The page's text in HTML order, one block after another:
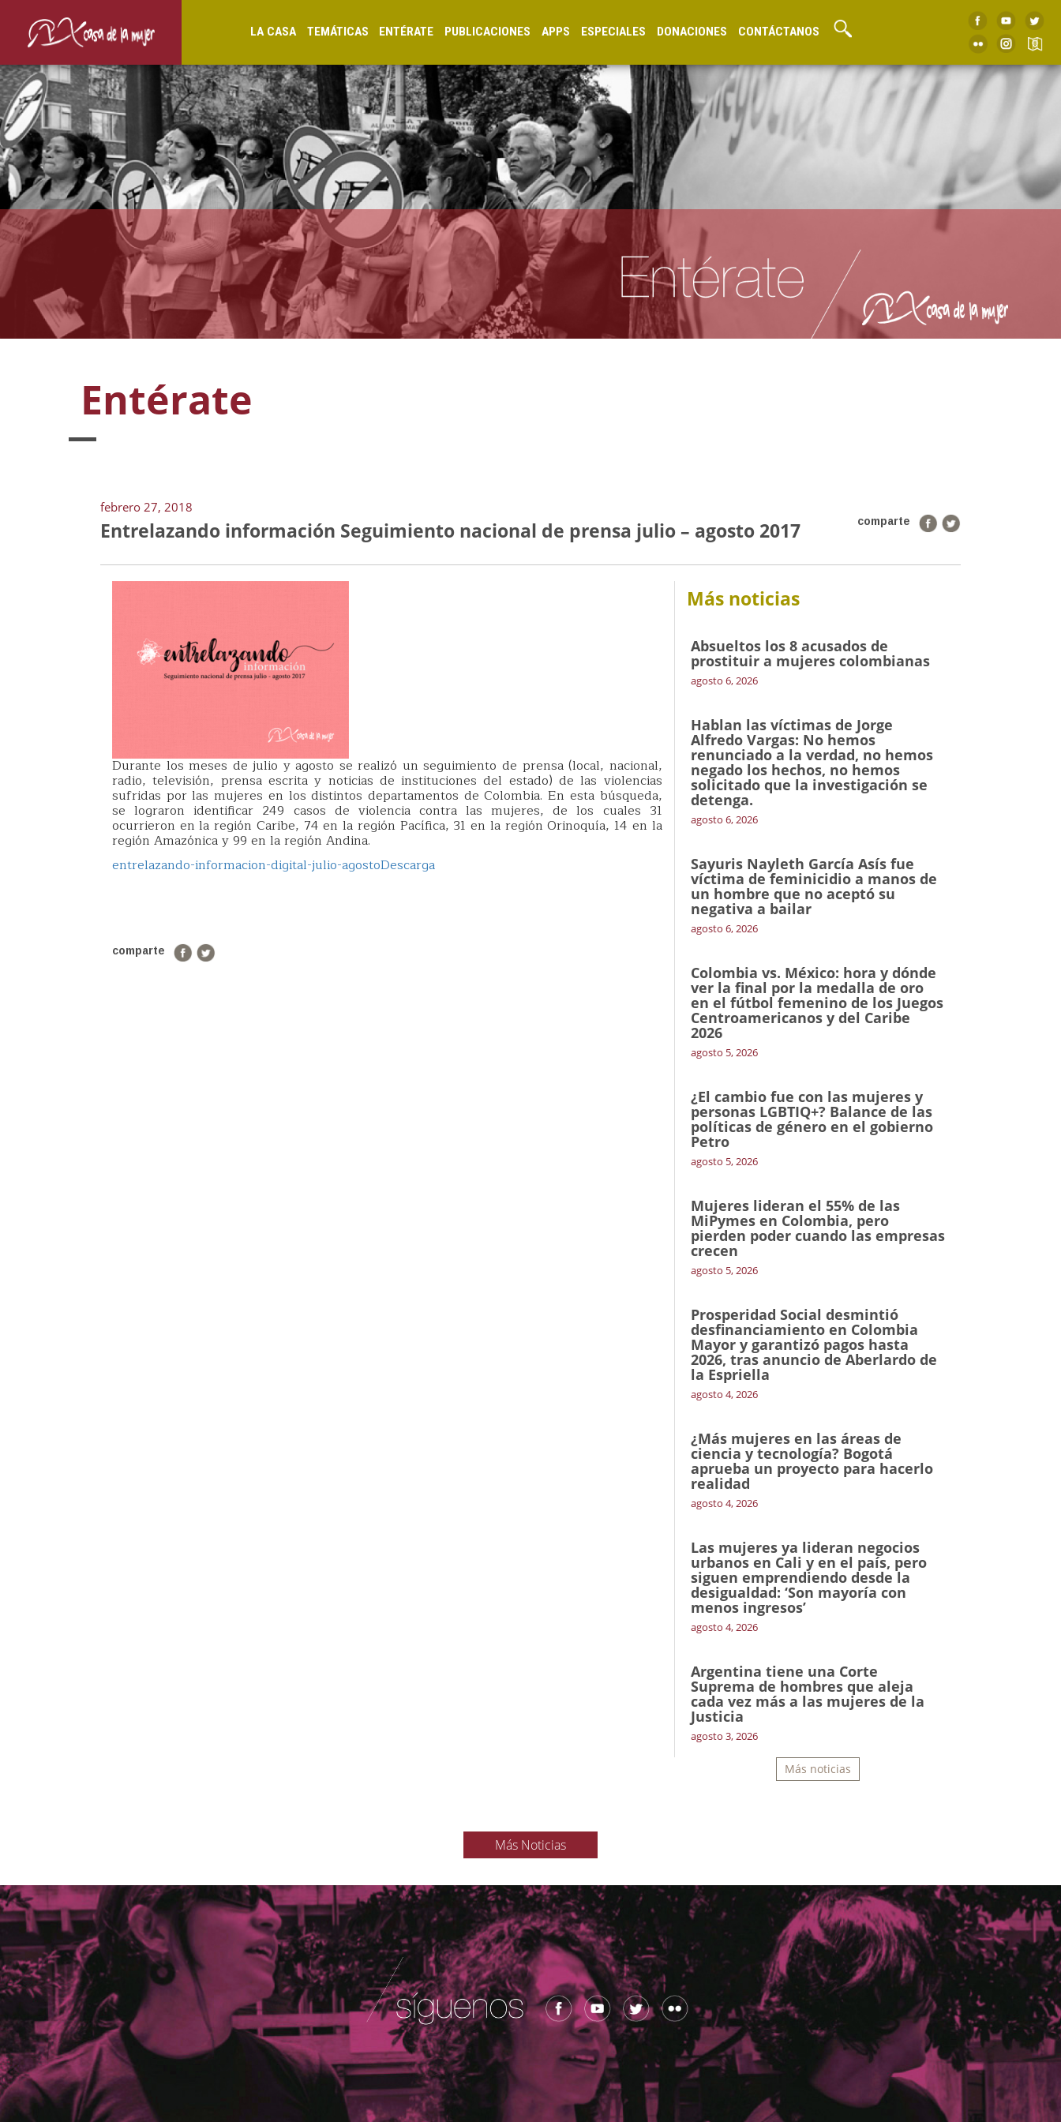
LA CASA TEMÁTICAS ENTÉRATE PUBLICACIONES APPS ESPECIALES DONACIONES CONTÁCTANOS
Entérate
febrero 27, 2018
comparte
Entrelazando información Seguimiento nacional de prensa julio – agosto 2017
Durante los meses de julio y agosto se realizó un seguimiento de prensa (local, nacional,
radio, televisión, prensa escrita y noticias de instituciones del estado) de las violencias
sufridas por las mujeres en los distintos departamentos de Colombia. En esta búsqueda,
se lograron identificar 249 casos de violencia contra las mujeres, de los cuales 31
ocurrieron en la región Caribe, 74 en la región Pacífica, 31 en la región Orinoquía, 14 en la
región Amazónica y 99 en la región Andina.
entrelazando-informacion-digital-julio-agostoDescarga
comparte
Más noticias
Absueltos los 8 acusados de
prostituir a mujeres colombianas
agosto 6, 2026
Hablan las víctimas de Jorge
Alfredo Vargas: No hemos
renunciado a la verdad, no hemos
negado los hechos, no hemos
solicitado que la investigación se
detenga.
agosto 6, 2026
Sayuris Nayleth García Asís fue
víctima de feminicidio a manos de
un hombre que no aceptó su
negativa a bailar
agosto 6, 2026
Colombia vs. México: hora y dónde
ver la final por la medalla de oro
en el fútbol femenino de los Juegos
Centroamericanos y del Caribe
2026
agosto 5, 2026
¿El cambio fue con las mujeres y
personas LGBTIQ+? Balance de las
políticas de género en el gobierno
Petro
agosto 5, 2026
Mujeres lideran el 55% de las
MiPymes en Colombia, pero
pierden poder cuando las empresas
crecen
agosto 5, 2026
Prosperidad Social desmintió
desfinanciamiento en Colombia
Mayor y garantizó pagos hasta
2026, tras anuncio de Aberlardo de
la Espriella
agosto 4, 2026
¿Más mujeres en las áreas de
ciencia y tecnología? Bogotá
aprueba un proyecto para hacerlo
realidad
agosto 4, 2026
Las mujeres ya lideran negocios
urbanos en Cali y en el país, pero
siguen emprendiendo desde la
desigualdad: ‘Son mayoría con
menos ingresos’
agosto 4, 2026
Argentina tiene una Corte
Suprema de hombres que aleja
cada vez más a las mujeres de la
Justicia
agosto 3, 2026
Más noticias
Más Noticias